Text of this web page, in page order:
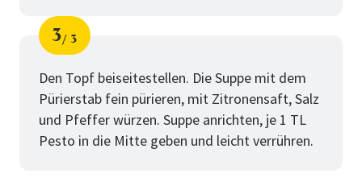
Schritt
3
von
3
Den Topf beiseitestellen. Die Suppe mit dem
Pürierstab fein pürieren, mit Zitronensaft, Salz
und Pfeffer würzen. Suppe anrichten, je 1 TL
Pesto in die Mitte geben und leicht verrühren.